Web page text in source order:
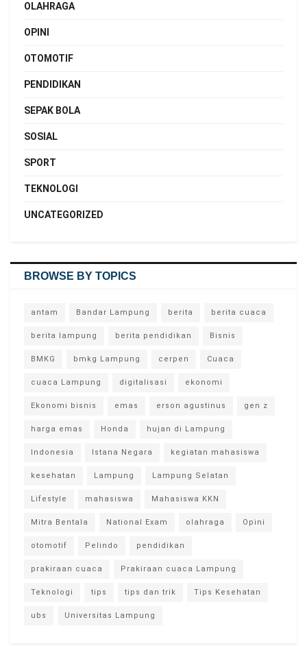
OLAHRAGA
OPINI
OTOMOTIF
PENDIDIKAN
SEPAK BOLA
SOSIAL
SPORT
TEKNOLOGI
UNCATEGORIZED
BROWSE BY TOPICS
antam Bandar Lampung berita berita cuaca
berita lampung berita pendidikan Bisnis
BMKG bmkg Lampung cerpen Cuaca
cuaca Lampung digitalisasi ekonomi
Ekonomi bisnis emas erson agustinus gen z
harga emas Honda hujan di Lampung
Indonesia Istana Negara kegiatan mahasiswa
kesehatan Lampung Lampung Selatan
Lifestyle mahasiswa Mahasiswa KKN
Mitra Bentala National Exam olahraga Opini
otomotif Pelindo pendidikan
prakiraan cuaca Prakiraan cuaca Lampung
Teknologi tips tips dan trik Tips Kesehatan
ubs Universitas Lampung